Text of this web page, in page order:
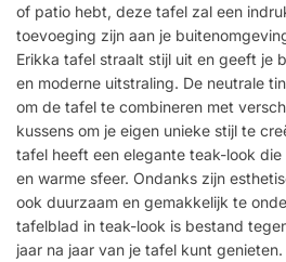
of patio hebt, deze tafel zal een
toevoeging zijn aan je
Erikka tafel straalt stijl uit en geeft je
en moderne uitstraling. De neutrale
om de tafel te combineren met
kussens om je eigen unieke stijl te
tafel heeft een elegante teak-look
en warme sfeer. Ondanks zijn
ook duurzaam en gemakkelijk te
tafelblad in teak-look is bestand
jaar na jaar van je tafel kunt